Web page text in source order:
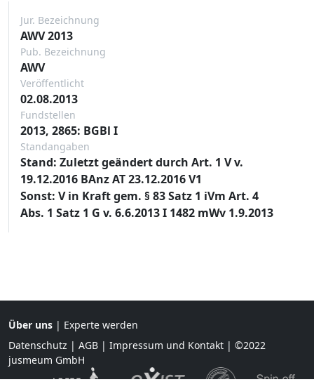
Jur. Bezeichnung
AWV 2013
Pub. Bezeichnung
AWV
Veröffentlicht
02.08.2013
Fundstellen
2013, 2865: BGBl I
Standangaben
Stand: Zuletzt geändert durch Art. 1 V v.
19.12.2016 BAnz AT 23.12.2016 V1
Sonst: V in Kraft gem. § 83 Satz 1 iVm Art. 4
Abs. 1 Satz 1 G v. 6.6.2013 I 1482 mWv 1.9.2013
Über uns | Experte werden
Datenschutz | AGB | Impressum und Kontakt | ©2022
jusmeum GmbH